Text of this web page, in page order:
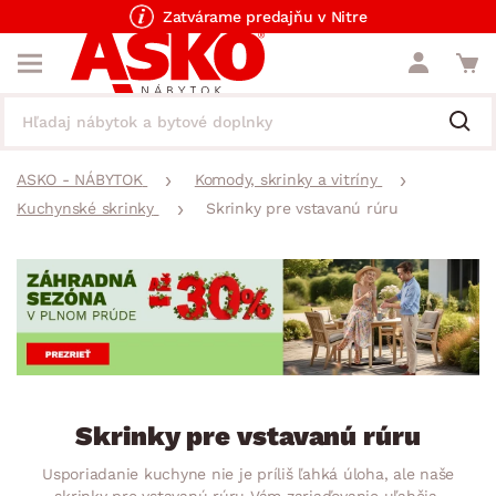
Zatvárame predajňu v Nitre
ASKO - NÁBYTOK
Komody, skrinky a vitríny
Kuchynské skrinky
Skrinky pre vstavanú rúru
Skrinky pre vstavanú rúru
Usporiadanie kuchyne nie je príliš ľahká úloha, ale naše